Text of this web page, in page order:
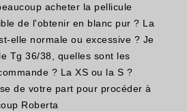
acheter la pellicule
de l'obtenir en blanc pur ? La
elle normale ou excessive ? Je
Tg 36/38, quelles sont les
? La XS ou la S ?
de votre part pour procéder à
Roberta